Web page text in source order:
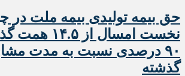
حق بیمه تولیدی بیمه ملت در
نخست امسال
۹۰ درصدی نسبت به مدت
گذشته